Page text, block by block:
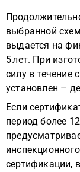
выбранной
выдается на
5 лет. При
силу в течение
установлен –
Если
период более
сертификации,